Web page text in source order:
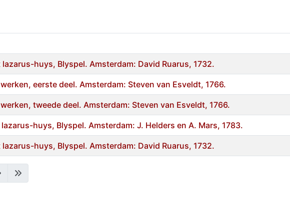
huys, Blyspel. Amsterdam: David Ruarus, 1732.
eerste deel. Amsterdam: Steven van Esveldt, 1766.
tweede deel. Amsterdam: Steven van Esveldt, 1766.
huys, Blyspel. Amsterdam: J. Helders en A. Mars, 1783.
huys, Blyspel. Amsterdam: David Ruarus, 1732.